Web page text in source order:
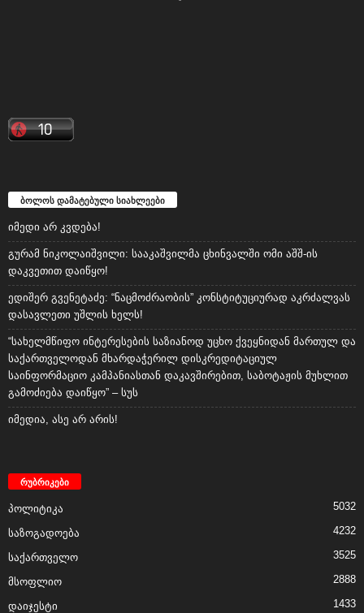
ბოლოს დამატებული სიახლეები
გურამ ნიკოლაიშვილი: სააკაშვილმა ცხინვალში ომი აშშ-ის
ედიშერ გვენეტაძე: “ნაცმოძრაობის” კონსტიტუციურად აკრძალვას
დასავლეთი უშლის ხელს!
“სახელმწიფო ინტერესების საზიანოდ უცხო ქვეყნიდან მართულ და
საქართველოდან მხარდაჭერილ დისკრედიტაციულ
საინფორმაციო კამპანიასთან დაკავშირებით, საბოტაჟის მუხლით
გამოძიება დაიწყო” – სუს
იმედია, ასე არ არის!
რუბრიკები
საზოგადოება
საქართველო 3525
მსოფლიო 2888
დაიჯესტი 1433
ისტორია 794